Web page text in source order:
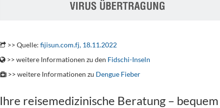
>> Quelle: fijisun.com.fj, 18.11.2022
>> weitere Informationen zu den Fidschi-Inseln
>> weitere Informationen zu Dengue Fieber
Ihre reisemedizinische Beratung –